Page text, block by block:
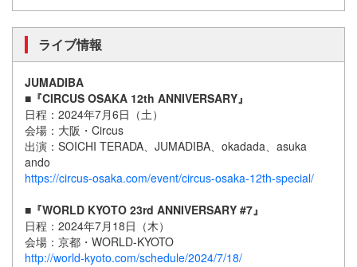
ライブ情報
JUMADIBA
■『CIRCUS OSAKA 12th ANNIVERSARY』
日程：2024年7月6日（土）
会場：大阪・Circus
出演：SOICHI TERADA、JUMADIBA、okadada、asuka
ando
https://circus-osaka.com/event/circus-osaka-12th-special/
■『WORLD KYOTO 23rd ANNIVERSARY #7』
日程：2024年7月18日（木）
会場：京都・WORLD-KYOTO
http://world-kyoto.com/schedule/2024/7/18/